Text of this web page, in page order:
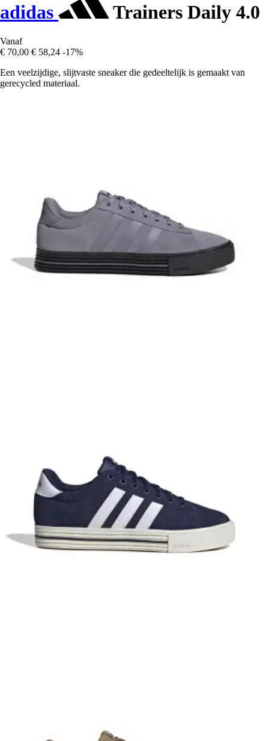
adidas Trainers Daily 4.0
Vanaf
€ 70,00 € 58,24 -17%
Een veelzijdige, slijtvaste sneaker die gedeeltelijk is gemaakt van
gerecycled materiaal.